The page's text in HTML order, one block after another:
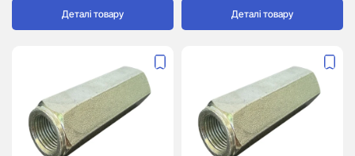
Деталі товару Деталі товару